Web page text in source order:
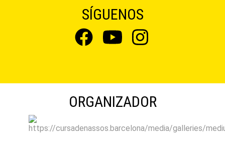
SÍGUENOS
ORGANIZADOR